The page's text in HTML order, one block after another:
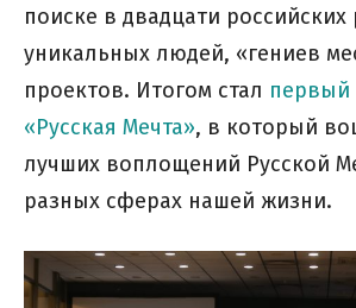
поиске в двадцати российских
уникальных людей, «гениев
проектов. Итогом стал первый
«Русская Мечта», в который
лучших воплощений Русской
разных сферах нашей жизни.